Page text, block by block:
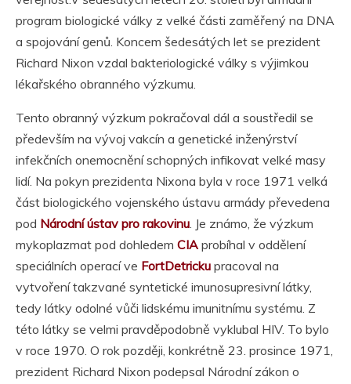
program biologické války z velké části zaměřený na DNA
a spojování genů. Koncem šedesátých let se prezident
Richard Nixon vzdal bakteriologické války s výjimkou
lékařského obranného výzkumu.
Tento obranný výzkum pokračoval dál a soustředil se
především na vývoj vakcín a genetické inženýrství
infekčních onemocnění schopných infikovat velké masy
lidí. Na pokyn prezidenta Nixona byla v roce 1971 velká
část biologického vojenského ústavu armády převedena
pod Národní ústav pro rakovinu. Je známo, že výzkum
mykoplazmat pod dohledem CIAprobíhal v oddělení
speciálních operací ve FortDetricku pracoval na
vytvoření takzvané syntetické imunosupresivní látky,
tedy látky odolné vůči lidskému imunitnímu systému. Z
této látky se velmi pravděpodobně vyklubal HIV. To bylo
v roce 1970. O rok později, konkrétně 23. prosince 1971,
prezident Richard Nixon podepsal Národní zákon o